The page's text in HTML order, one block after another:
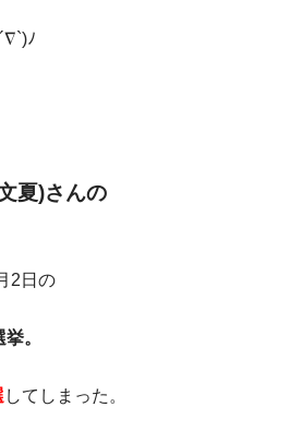
ﾉ
夏)さんの
2日の
。
してしまった。